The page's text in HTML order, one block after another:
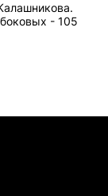
- 105